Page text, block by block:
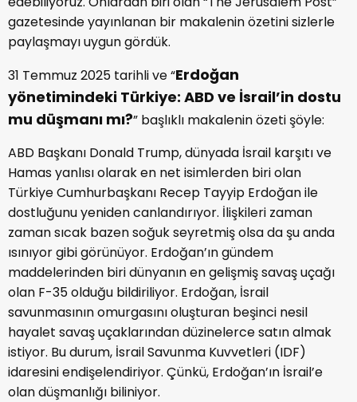
gazetesinde yayınlanan bir makalenin özetini sizlerle
paylaşmayı uygun gördük.
31 Temmuz 2025 tarihli ve “Erdoğan
yönetimindeki Türkiye: ABD ve İsrail’in dostu
mu düşmanı mı?” başlıklı makalenin özeti şöyle:
ABD Başkanı Donald Trump, dünyada İsrail karşıtı ve
Hamas yanlısı olarak en net isimlerden biri olan
Türkiye Cumhurbaşkanı Recep Tayyip Erdoğan ile
dostluğunu yeniden canlandırıyor. İlişkileri zaman
zaman sıcak bazen soğuk seyretmiş olsa da şu anda
ısınıyor gibi görünüyor. Erdoğan’ın gündem
maddelerinden biri dünyanın en gelişmiş savaş uçağı
olan F-35 olduğu bildiriliyor. Erdoğan, İsrail
savunmasının omurgasını oluşturan beşinci nesil
hayalet savaş uçaklarından düzinelerce satın almak
istiyor. Bu durum, İsrail Savunma Kuvvetleri (IDF)
idaresini endişelendiriyor. Çünkü, Erdoğan’ın İsrail’e
olan düşmanlığı biliniyor.